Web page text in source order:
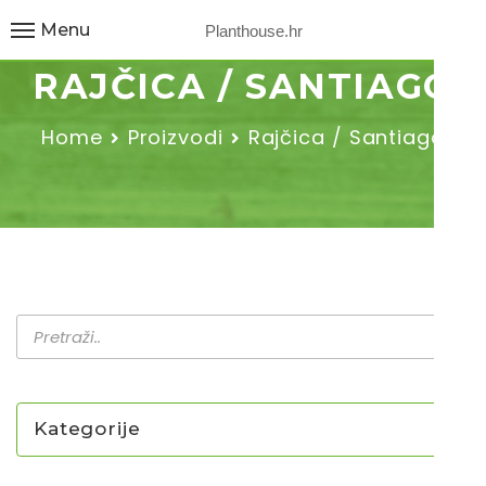
Planthouse.hr
Menu
RAJČICA / SANTIAGO
Home Proizvodi Rajčica / Santiago
Kategorije